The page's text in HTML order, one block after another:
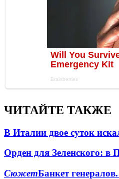
ЧИТАЙТЕ ТАКЖЕ
В Италии двое суток
Орден для Зеленского: в
СюжетБанкет